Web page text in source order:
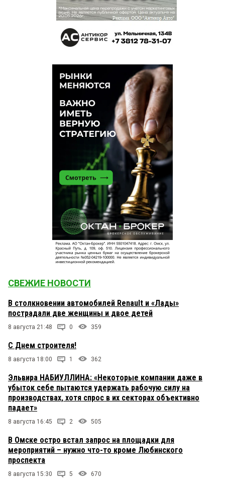
СВЕЖИЕ НОВОСТИ
В столкновении автомобилей Renault и «Лады»
пострадали две женщины и двое детей
8 августа 21:48 0 359
С Днем строителя!
8 августа 18:00 1 362
Эльвира НАБИУЛЛИНА: «Некоторые компании даже в
убыток себе пытаются удержать рабочую силу на
производствах, хотя спрос в их секторах объективно
падает»
8 августа 16:45 2 505
В Омске остро встал запрос на площадки для
мероприятий – нужно что-то кроме Любинского
проспекта
8 августа 15:30 5 670